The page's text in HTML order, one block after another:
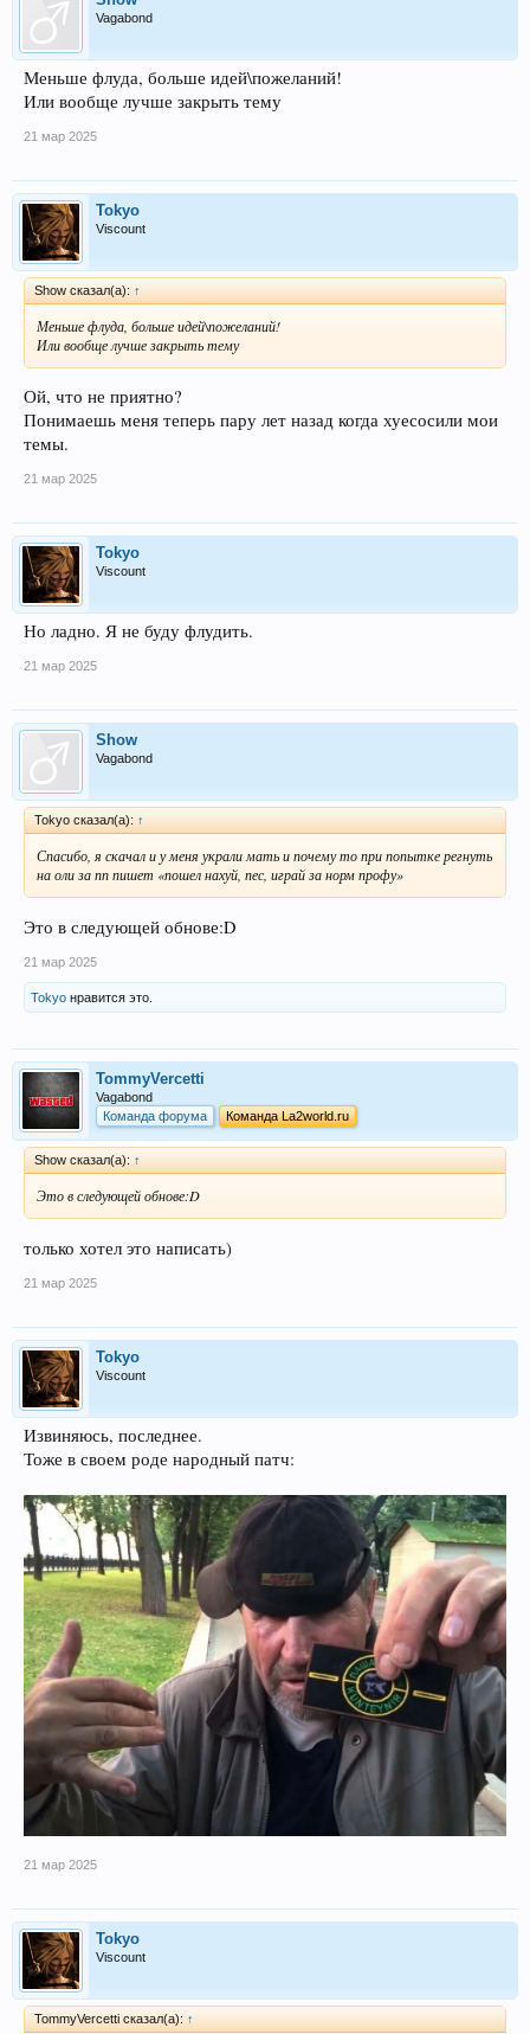
Vagabond
Меньше флуда, больше идей\пожеланий!
Или вообще лучше закрыть тему
21 мар 2025
Tokyo
Viscount
Show сказал(а): ↑
Меньше флуда, больше идей\пожеланий!
Или вообще лучше закрыть тему
Ой, что не приятно?
Понимаешь меня теперь пару лет назад когда хуесосили мои
темы.
21 мар 2025
Tokyo
Viscount
Но ладно. Я не буду флудить.
21 мар 2025
Show
Vagabond
Tokyo сказал(а): ↑
Спасибо, я скачал и у меня украли мать и почему то при попытке регнуть
на оли за пп пишет «пошел нахуй, пес, играй за норм профу»
Это в следующей обнове:D
21 мар 2025
Tokyo нравится это.
TommyVercetti
Vagabond
Команда форума
Команда La2world.ru
Show сказал(а): ↑
Это в следующей обнове:D
только хотел это написать)
21 мар 2025
Tokyo
Viscount
Извиняюсь, последнее.
Тоже в своем роде народный патч:
21 мар 2025
Tokyo
Viscount
TommyVercetti сказал(а): ↑